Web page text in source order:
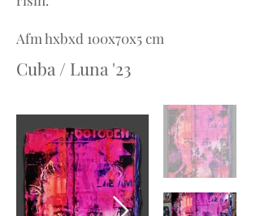
Afm hxbxd 100x70x5 cm
Cuba / Luna '23